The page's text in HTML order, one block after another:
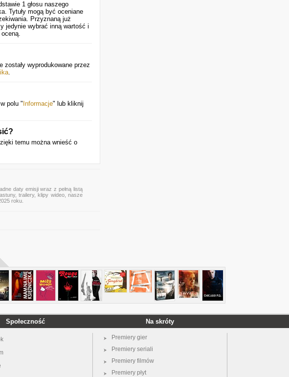
1 głosu naszego
Tytuły mogą być oceniane
Przyznaną już
jedynie wybrać inną wartość i
wyprodukowane przez
.
polu " Informacje" lub kliknij
temu można wnieść o
daty emisji wraz z pełną listą
trailery, klipy wideo, nasze
roku.
Społeczność Na skróty
Premiery gier
Premiery seriali
Premiery filmów
Premiery płyt